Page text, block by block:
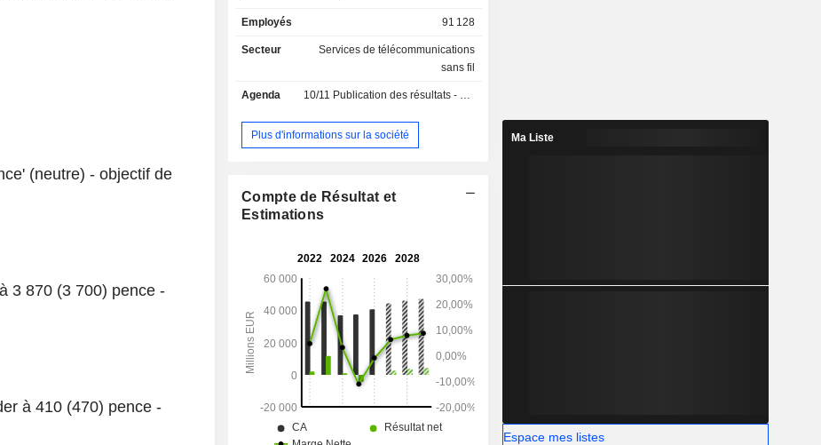
(neutre) - objectif de
3 870 (3 700) pence -
à 410 (470) pence -
(avant éliminations intragroupe) est la suivante :
Royaume-Uni (23,7%), Allemagne (31,3%),
Europe (14,7%), Afrique (21,5%) et Turquie
Employés 91 128
Secteur
Services de télécommunications
sans fil
Agenda 10/11 Publication des résultats - Q2 2027
Plus d'informations sur la société
Compte de Résultat et
Estimations
Ma Liste
Espace mes listes